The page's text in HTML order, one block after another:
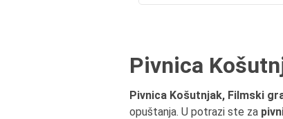
Pivnica
Pivnica Košutnjak, Filmski
opuštanja. U potrazi ste za